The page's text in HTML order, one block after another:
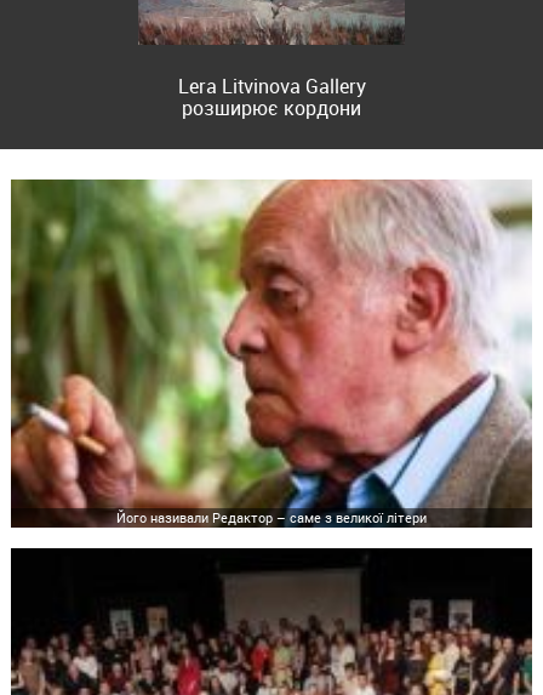
Lera Litvinova Gallery
розширює кордони
Його називали Редактор – саме з великої літери